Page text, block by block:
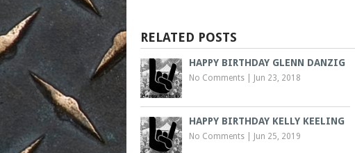
RELATED POSTS
HAPPY BIRTHDAY GLENN DANZIG
No Comments Jun 23, 2018
HAPPY BIRTHDAY KELLY KEELING
No Comments Jun 25, 2019